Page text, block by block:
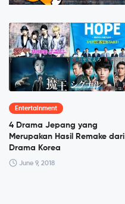
Entertainment
4 Drama Jepang yang
Merupakan Hasil Remake dari
Drama Korea
June 9, 2018